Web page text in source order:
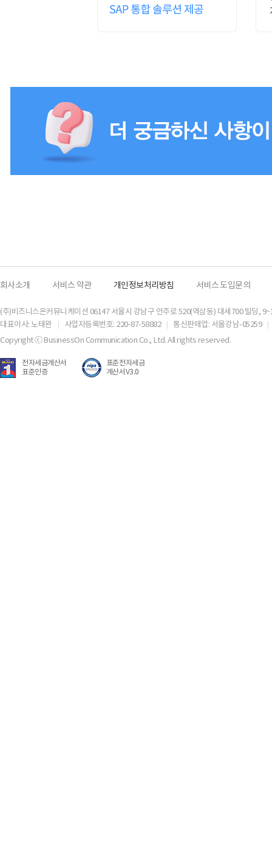
회사소개 서비스 약관 개인정보처리방침 서비스 도입문의
(주)비즈니스온커뮤니케이션 06147 서울시 강남구 언주로 520(역삼동) 대세700 빌딩,
대표이사: 노태완
사업자등록번호: 220-87-58882
통신판매업: 서울강남-05259
Copyright ⓒ BusinessOn Communication Co., Ltd. All rights reserved.
전자세금계산서
표준인증
표준전자세금
계산서V3.0